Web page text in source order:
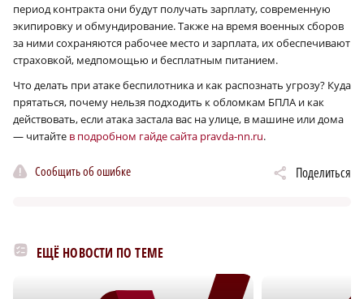
период контракта они будут получать зарплату, современную
экипировку и обмундирование. Также на время военных сборов
за ними сохраняются рабочее место и зарплата, их обеспечивают
страховкой, медпомощью и бесплатным питанием.
Что делать при атаке беспилотника и как распознать угрозу? Куда
прятаться, почему нельзя подходить к обломкам БПЛА и как
действовать, если атака застала вас на улице, в машине или дома
— читайте в подробном гайде сайта pravda-nn.ru.
Сообщить об ошибке Поделиться
ЕЩЁ НОВОСТИ ПО ТЕМЕ